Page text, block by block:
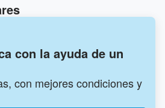
con la ayuda de un
con mejores condiciones y